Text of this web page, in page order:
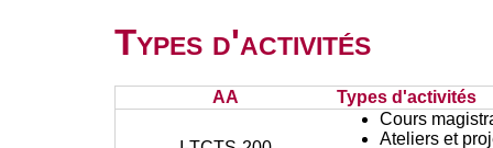
Types d'activités
AA Types d'activités
Cours
Ateliers et